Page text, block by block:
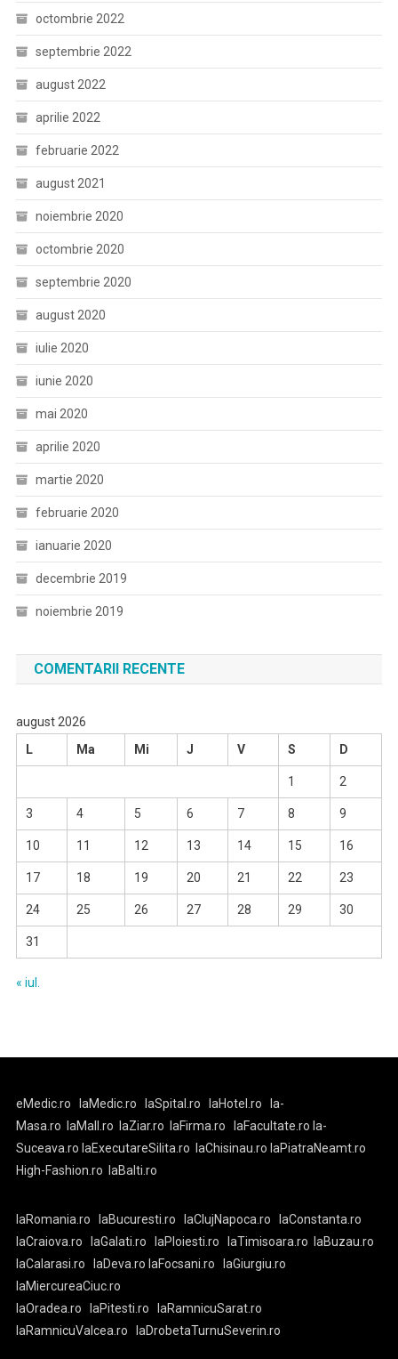
octombrie 2022
septembrie 2022
august 2022
aprilie 2022
februarie 2022
august 2021
noiembrie 2020
octombrie 2020
septembrie 2020
august 2020
iulie 2020
iunie 2020
mai 2020
aprilie 2020
martie 2020
februarie 2020
ianuarie 2020
decembrie 2019
noiembrie 2019
COMENTARII RECENTE
august 2026
L
Ma Mi J V S D
1 2
3 4 5 6 7 8 9
10 11 12 13 14 15 16
17 18 19 20 21 22 23
24 25 26 27 28 29 30
31
« iul.
eMedic.ro laMedic.ro laSpital.ro laHotel.ro
la-
Masa.ro
laMall.ro laZiar.ro laFirma.ro laFacultate.ro la-
Suceava.ro laExecutareSilita.ro laChisinau.ro laPiatraNeamt.ro
High-Fashion.ro
laBalti.ro
laRomania.ro laBucuresti.ro laClujNapoca.ro
laConstanta.ro
laCraiova.ro
laGalati.ro laPloiesti.ro laTimisoara.ro
laBuzau.ro
laCalarasi.ro
laDeva.ro laFocsani.ro
laGiurgiu.ro
laMiercureaCiuc.ro
laOradea.ro
laPitesti.ro
laRamnicuSarat.ro
laRamnicuValcea.ro
laDrobetaTurnuSeverin.ro